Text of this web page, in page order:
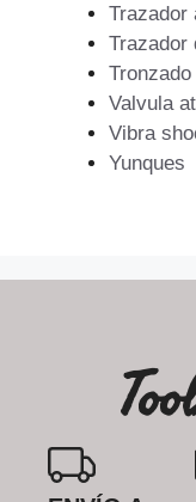
Trazador
Trazador
Valvula
Vibra
Yunques